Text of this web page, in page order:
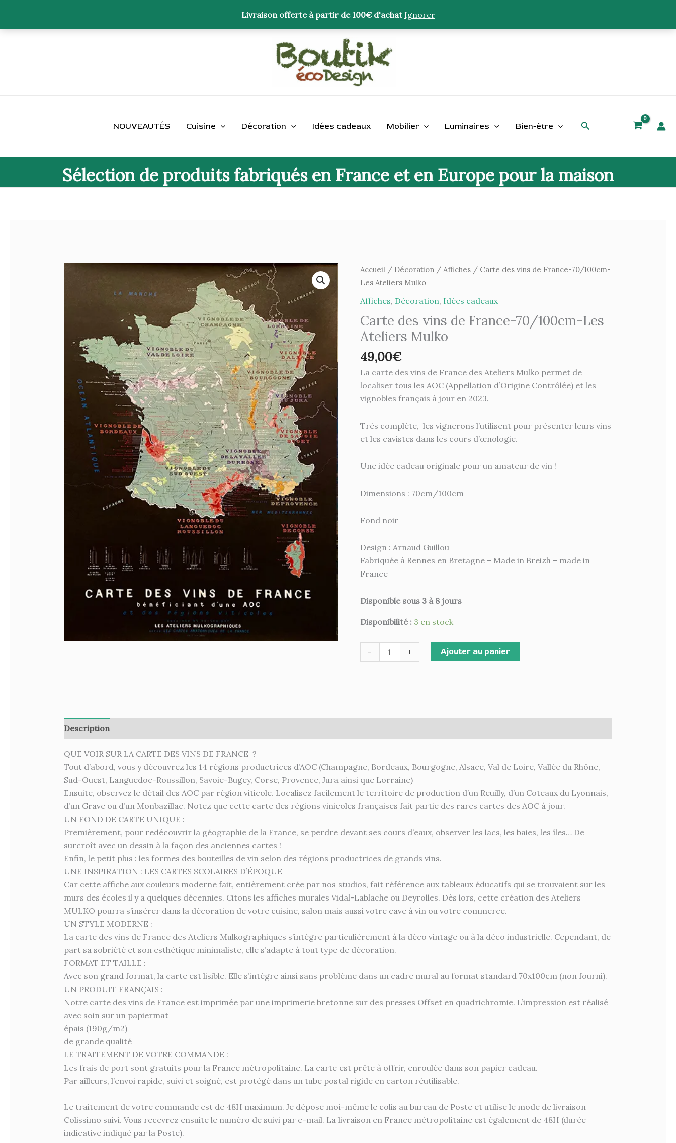
Livraison offerte à partir de 100€ d'achat Ignorer
contenu
NOUVEAUTÉS Cuisine Décoration Idées cadeaux Mobilier Luminaires Bien-être Rechercher
Sélection de produits fabriqués en France et en Europe pour la maison
Accueil/ Décoration/ Affiches/ Carte des vins de France-70/100cm-
Les Ateliers Mulko
Affiches, Décoration, Idées cadeaux
Carte des vins de France-70/100cm-Les
Ateliers Mulko
49,00€
La carte des vins de France des Ateliers Mulko permet de
localiser tous les AOC (Appellation d’Origine Contrôlée) et les
vignobles français à jour en 2023.
Très complète, les vignerons l’utilisent pour présenter leurs vins
et les cavistes dans les cours d’œnologie.
Une idée cadeau originale pour un amateur de vin !
Dimensions : 70cm/100cm
Fond noir
Design : Arnaud Guillou
Fabriquée à Rennes en Bretagne – Made in Breizh – made in
France
Disponible sous 3 à 8 jours
Disponibilité : 3 en stock
-
quantité
de
Carte
vins
de
70/100cm-
Les
Ateliers
Mulko
+ Ajouter au panier
Description
QUE VOIR SUR LA CARTE DES VINS DE FRANCE ?
Tout d’abord, vous y découvrez les 14 régions productrices d’AOC (Champagne, Bordeaux, Bourgogne, Alsace, Val de Loire, Vallée du Rhône,
Sud-Ouest, Languedoc-Roussillon, Savoie-Bugey, Corse, Provence, Jura ainsi que Lorraine)
Ensuite, observez le détail des AOC par région viticole. Localisez facilement le territoire de production d’un Reuilly, d’un Coteaux du Lyonnais,
d’un Grave ou d’un Monbazillac. Notez que cette carte des régions vinicoles françaises fait partie des rares cartes des AOC à jour.
UN FOND DE CARTE UNIQUE :
Premièrement, pour redécouvrir la géographie de la France, se perdre devant ses cours d’eaux, observer les lacs, les baies, les îles… De
surcroît avec un dessin à la façon des anciennes cartes !
Enfin, le petit plus : les formes des bouteilles de vin selon des régions productrices de grands vins.
UNE INSPIRATION : LES CARTES SCOLAIRES D’ÉPOQUE
Car cette affiche aux couleurs moderne fait, entièrement crée par nos studios, fait référence aux tableaux éducatifs qui se trouvaient sur les
murs des écoles il y a quelques décennies. Citons les affiches murales Vidal-Lablache ou Deyrolles. Dès lors, cette création des Ateliers
MULKO pourra s’insérer dans la décoration de votre cuisine, salon mais aussi votre cave à vin ou votre commerce.
UN STYLE MODERNE :
La carte des vins de France des Ateliers Mulkographiques s’intègre particulièrement à la déco vintage ou à la déco industrielle. Cependant, de
part sa sobriété et son esthétique minimaliste, elle s’adapte à tout type de décoration.
FORMAT ET TAILLE :
Avec son grand format, la carte est lisible. Elle s’intègre ainsi sans problème dans un cadre mural au format standard 70x100cm (non fourni).
UN PRODUIT FRANÇAIS :
Notre carte des vins de France est imprimée par une imprimerie bretonne sur des presses Offset en quadrichromie. L’impression est réalisé
avec soin sur un papiermat
épais (190g/m2)
de grande qualité
LE TRAITEMENT DE VOTRE COMMANDE :
Les frais de port sont gratuits pour la France métropolitaine. La carte est prête à offrir, enroulée dans son papier cadeau.
Par ailleurs, l’envoi rapide, suivi et soigné, est protégé dans un tube postal rigide en carton réutilisable.
Le traitement de votre commande est de 48H maximum. Je dépose moi-même le colis au bureau de Poste et utilise le mode de livraison
Colissimo suivi. Vous recevrez ensuite le numéro de suivi par e-mail. La livraison en France métropolitaine est également de 48H (durée
indicative indiqué par la Poste).